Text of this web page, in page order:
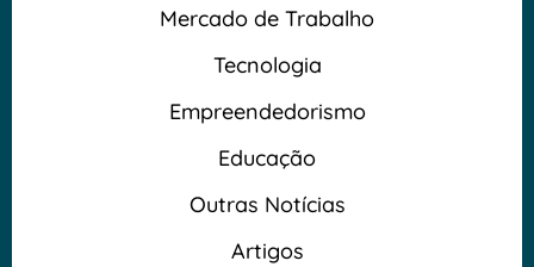
Mercado de Trabalho
Tecnologia
Empreendedorismo
Educação
Outras Notícias
Artigos